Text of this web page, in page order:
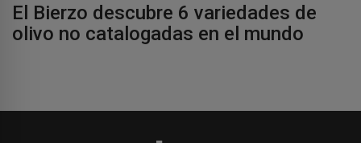
El Bierzo descubre 6 variedades de
olivo no catalogadas en el mundo